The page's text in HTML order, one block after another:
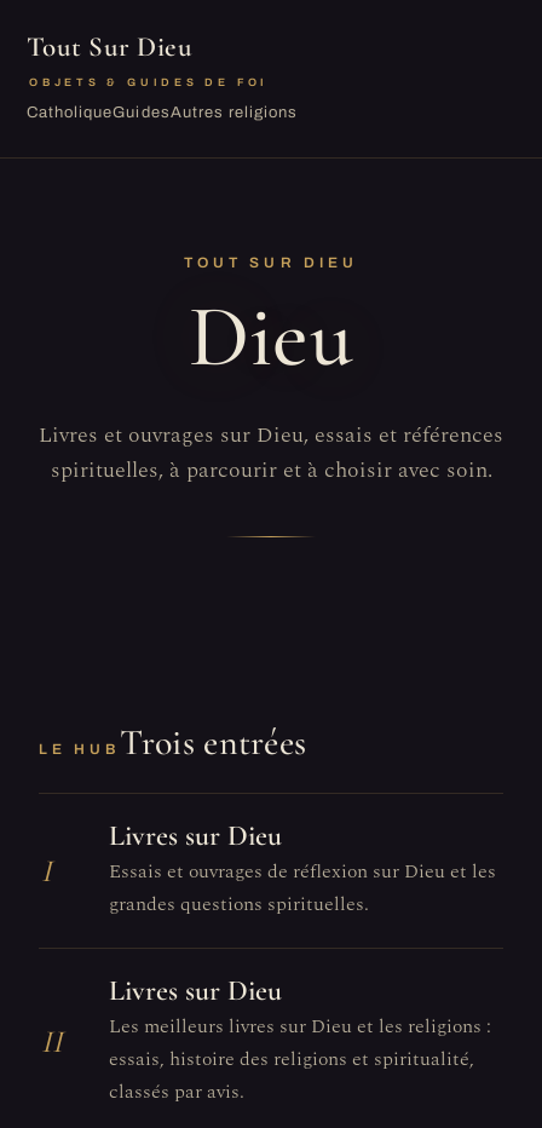
Tout Sur Dieu
OBJETS & GUIDES DE FOI
CatholiqueGuidesAutres religions
TOUT SUR DIEU
Dieu
Livres et ouvrages sur Dieu, essais et références
spirituelles, à parcourir et à choisir avec soin.
LE HUB Trois entrées
I
Livres sur Dieu
Essais et ouvrages de réflexion sur Dieu et les
grandes questions spirituelles.
II
Livres sur Dieu
Les meilleurs livres sur Dieu et les religions :
essais, histoire des religions et spiritualité,
classés par avis.